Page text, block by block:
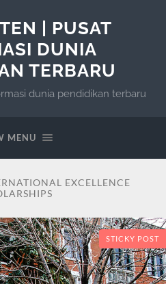
| PUSAT
DUNIA
TERBARU
dunia pendidikan terbaru
MENU
EXCELLENCE
STICKY POST